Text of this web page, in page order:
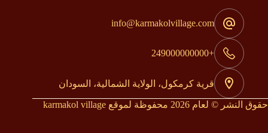
info@karmakolvillage.com
+249000000000
قرية كرمكول، الولاية الشمالية، السودان
حقوق النشر © لعام 2026 محفوظة لموقع karmakol village